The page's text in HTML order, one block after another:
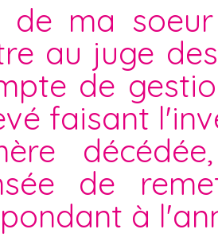
de ma
au juge
de
faisant
de
à